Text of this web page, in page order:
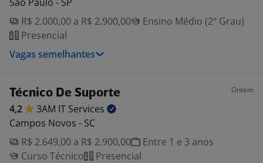
R$ 2.000,00 a R$ 2.900,00
Ensino Médio (2º Grau)
Presencial
Vagas semelhantes
Técnico De Suporte Ontem
4,2 3AM IT Services
Campos Novos - SC
R$ 2.649,00 a R$ 2.900,00
Entre 1 e 3 anos
Curso Técnico
Presencial